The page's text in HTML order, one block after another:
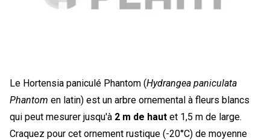
Le Hortensia paniculé Phantom (Hydrangea paniculata
Phantom en latin) est un arbre ornemental à fleurs blancs
qui peut mesurer jusqu'à 2 m de haut et 1,5 m de large.
Craquez pour cet ornement rustique (-20°C) de moyenne